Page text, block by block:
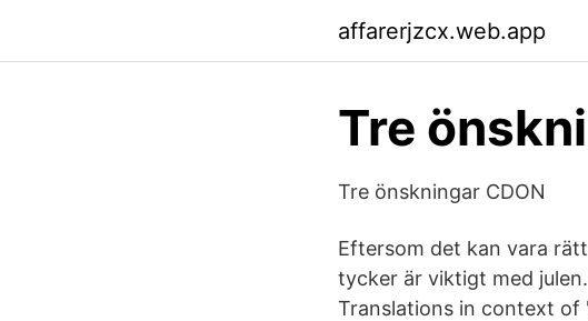
affarerjzcx.web.app
Tre
Tre önskningar CDON
Eftersom det kan vara
tycker är viktigt med
Translations in context of